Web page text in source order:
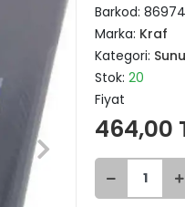
Barkod:
Marka: Kraf
Kategori:
Stok:20
Fiyat
464,00